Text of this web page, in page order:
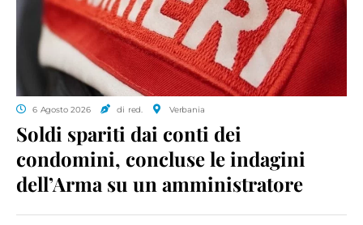
6 Agosto 2026 di red. Verbania
Soldi spariti dai conti dei
condomini, concluse le indagini
dell’Arma su un amministratore